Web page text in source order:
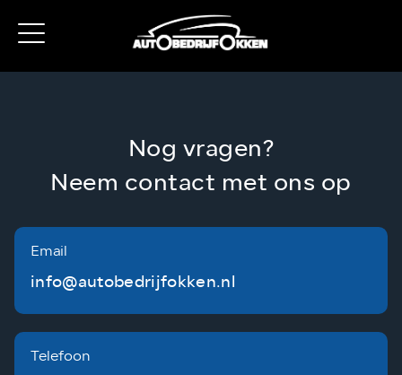
Nog vragen?
Neem contact met ons op
Email
info@autobedrijfokken.nl
Telefoon